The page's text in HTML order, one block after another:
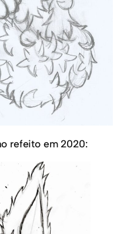
refeito em 2020: